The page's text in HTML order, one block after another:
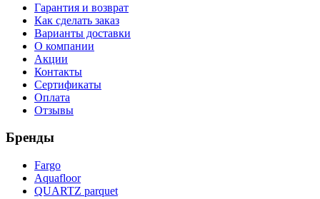
Гарантия и возврат
Как сделать заказ
Варианты доставки
О компании
Акции
Контакты
Сертификаты
Оплата
Отзывы
Бренды
Fargo
Aquafloor
QUARTZ parquet